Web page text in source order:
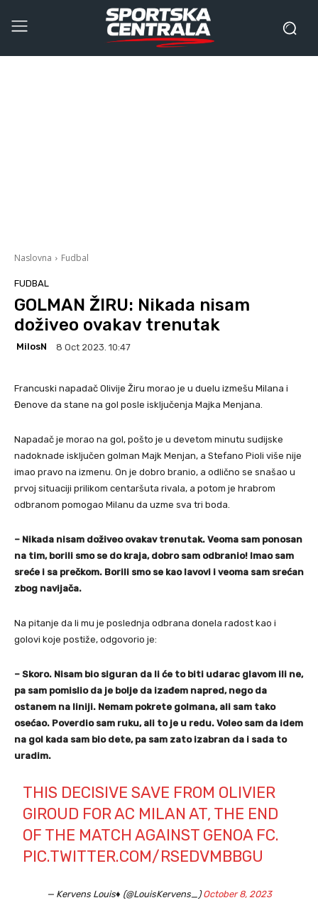
Naslovna Fudbal
FUDBAL
GOLMAN ŽIRU: Nikada nisam
doživeo ovakav trenutak
MilosN 8 Oct 2023. 10:47
Francuski napadač Olivije Žiru morao je u duelu izmešu Milana i
Đenove da stane na gol posle isključenja Majka Menjana.
Napadač je morao na gol, pošto je u devetom minutu sudijske
nadoknade isključen golman Majk Menjan, a Stefano Pioli više nije
imao pravo na izmenu. On je dobro branio, a odlično se snašao u
prvoj situaciji prilikom centaršuta rivala, a potom je hrabrom
odbranom pomogao Milanu da uzme sva tri boda.
– Nikada nisam doživeo ovakav trenutak. Veoma sam ponosan
na tim, borili smo se do kraja, dobro sam odbranio! Imao sam
sreće i sa prečkom. Borili smo se kao lavovi i veoma sam srećan
zbog navijača.
Na pitanje da li mu je poslednja odbrana donela radost kao i
golovi koje postiže, odgovorio je:
– Skoro. Nisam bio siguran da li će to biti udarac glavom ili ne,
pa sam pomislio da je bolje da izađem napred, nego da
ostanem na liniji. Nemam pokrete golmana, ali sam tako
osećao. Poverdio sam ruku, ali to je u redu. Voleo sam da idem
na gol kada sam bio dete, pa sam zato izabran da i sada to
uradim.
THIS DECISIVE SAVE FROM OLIVIER
GIROUD FOR AC MILAN AT, THE END
OF THE MATCH AGAINST GENOA FC.
PIC.TWITTER.COM/RSEDVMBBGU
— Kervens Louis♦️ (@LouisKervens_)October 8, 2023